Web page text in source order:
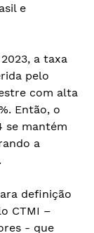
e
a taxa
pelo
com alta
Então, o
se mantém
a
definição
CTMI –
- que